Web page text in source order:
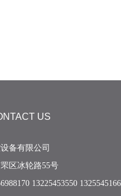
US
备有限公司
区冰轮路55号
13225453550